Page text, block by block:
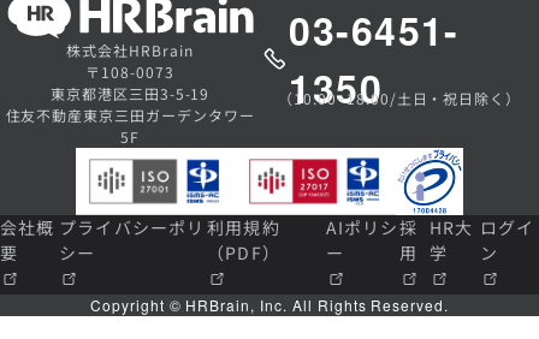
株式会社HRBrain
〒108-0073
東京都港区三田3-5-19
住友不動産東京三田ガーデンタワー
5F
03-6451-
1350
（10:00~18:00/土日・祝日除く）
会社概
要
プライバシーポリ
シー
利用規約
（PDF）
AIポリシ
ー
採
用
HR大
学
ログイ
ン
Copyright © HRBrain, Inc. All Rights Reserved.